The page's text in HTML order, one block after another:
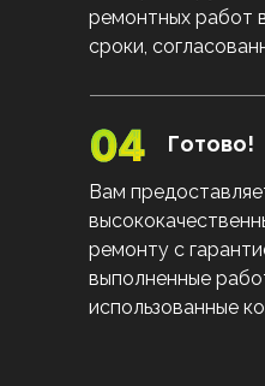
ремонтных работ
сроки,
Готово!
Вам
ремонту с
выполненные
использованные